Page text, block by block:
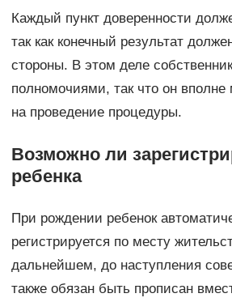
Каждый пункт доверенности
так как конечный результат
стороны. В этом деле
полномочиями, так что он вполне
на проведение процедуры.
Возможно ли
ребенка
При рождении ребенок
регистрируется по месту
дальнейшем, до наступления
также обязан быть прописан